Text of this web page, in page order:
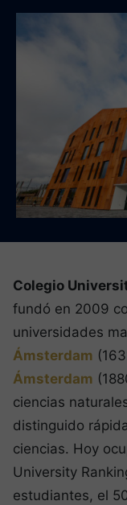
Colegio
fundó en 2009
universidades
Ámsterdam
Ámsterdam
ciencias
distinguido
ciencias. Hoy
University
estudiantes, el